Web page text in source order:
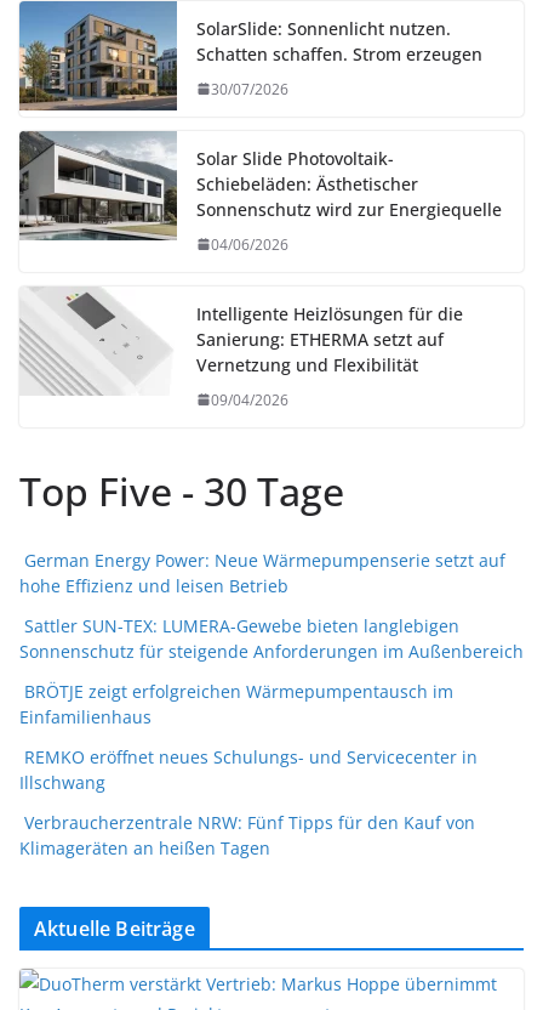
SolarSlide: Sonnenlicht nutzen.
Schatten schaffen. Strom erzeugen
30/07/2026
Solar Slide Photovoltaik-
Schiebeläden: Ästhetischer
Sonnenschutz wird zur Energiequelle
04/06/2026
Intelligente Heizlösungen für die
Sanierung: ETHERMA setzt auf
Vernetzung und Flexibilität
09/04/2026
Top Five - 30 Tage
German Energy Power: Neue Wärmepumpenserie setzt auf
hohe Effizienz und leisen Betrieb
Sattler SUN-TEX: LUMERA-Gewebe bieten langlebigen
Sonnenschutz für steigende Anforderungen im Außenbereich
BRÖTJE zeigt erfolgreichen Wärmepumpentausch im
Einfamilienhaus
REMKO eröffnet neues Schulungs- und Servicecenter in
Illschwang
Verbraucherzentrale NRW: Fünf Tipps für den Kauf von
Klimageräten an heißen Tagen
Aktuelle Beiträge